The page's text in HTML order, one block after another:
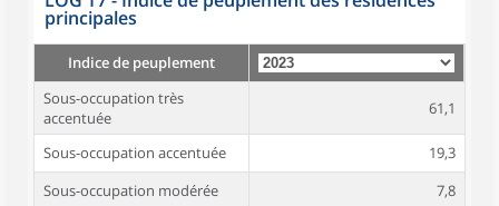
principales
Indice de peuplement
Sous-occupation très
accentuée
61,1
Sous-occupation accentuée
19,3
Sous-occupation modérée
7,8